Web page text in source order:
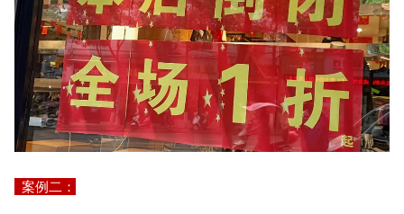
案例二：